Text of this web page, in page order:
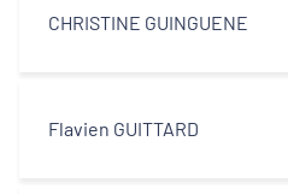
Partenaires
CHRISTINE GUINGUENE
Flavien GUITTARD